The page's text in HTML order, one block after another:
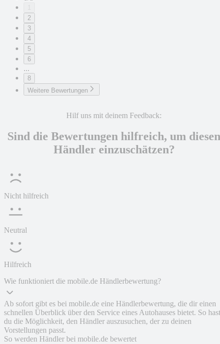
2
3
4
5
6
...
8
Weitere Bewertungen
Hilf uns mit deinem Feedback:
Sind die Bewertungen hilfreich, um diesen
Händler einzuschätzen?
Nicht hilfreich
Neutral
Hilfreich
Wie funktioniert die mobile.de Händlerbewertung?
Ab sofort gibt es bei mobile.de eine Händlerbewertung, die dir einen
schnellen Überblick über den Service eines Autohauses bietet. So hast
du die Möglichkeit, den Händler auszusuchen, der zu deinen
Vorstellungen passt.
So werden Händler bei mobile.de bewertet